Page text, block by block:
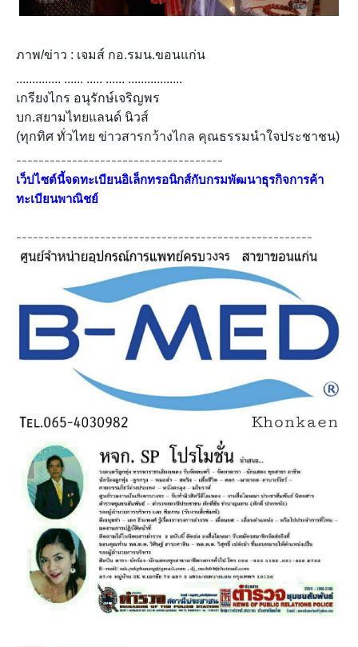
ภาพ/ข่าว : เจมส์ กอ.รมน.ขอนแก่น
.............. ...... ..... ...... .................
เกรียงไกร อนุรักษ์เจริญพร
บก.สยามไทยแลนด์ นิวส์
(ทุกทิศ ทั่วไทย ข่าวสารกว้างไกล คุณธรรมนำใจประชาชน)
-------------------------------------
เว็ปไซต์นี้จดทะเบียนอิเล็กทรอนิกส์กับกรมพัฒนาธุรกิจการค้า
ทะเบียนพาณิชย์
-----------------------------------------------------